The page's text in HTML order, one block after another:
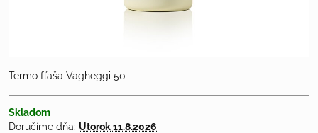
Termo fľaša Vagheggi 50
Skladom
Doručíme dňa: Utorok11.8.2026